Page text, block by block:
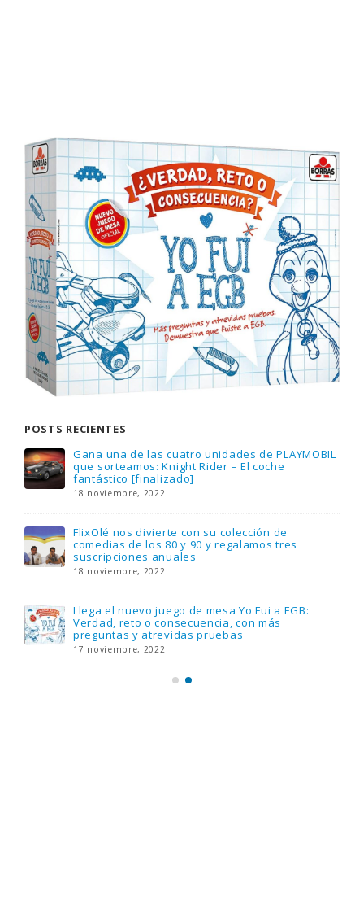
POSTS RECIENTES
Gana una de las cuatro unidades de PLAYMOBIL
que sorteamos: Knight Rider – El coche
fantástico [finalizado]
18 noviembre, 2022
FlixOlé nos divierte con su colección de
comedias de los 80 y 90 y regalamos tres
suscripciones anuales
18 noviembre, 2022
Llega el nuevo juego de mesa Yo Fui a EGB:
Verdad, reto o consecuencia, con más
preguntas y atrevidas pruebas
17 noviembre, 2022